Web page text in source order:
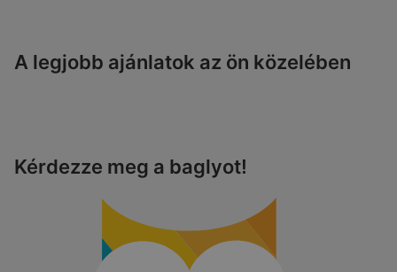
A legjobb ajánlatok az ön közelében
Kérdezze meg a baglyot!